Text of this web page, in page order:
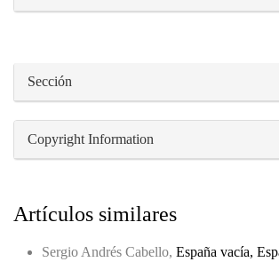
Sección
Copyright Information
Artículos similares
Sergio Andrés Cabello, España vacía,